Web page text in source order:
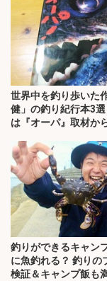
世界中を釣り歩いた
健」の釣り紀行本3
は『オーパ』取材か
釣りができるキャン
に魚釣れる？ 釣りの
検証＆キャンプ飯も